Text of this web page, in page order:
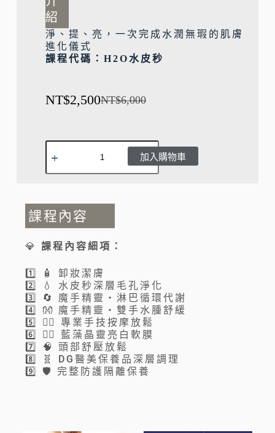
紹
淨、提、亮，一次完成水潤無瑕的肌膚
進化儀式
課程代碼：H2O水皮秒
NT$6,000
NT$2,500
加入購物車
課程內容
💎課程內容細項：
1️⃣ 🧴 卸妝潔膚
2️⃣ 💧 水皮秒深層毛孔淨化
3️⃣ 🔄 魔手精靈・淋巴循環代謝
4️⃣ 👐 魔手精靈・雙手水腫舒緩
5️⃣ 💆‍♀️ 專業手技按摩放鬆
6️⃣ 🧖‍♀️ 藍藻晶靈亮白軟膜
7️⃣ 🧠 頭部舒壓放鬆
8️⃣ 🧬 DG醫美保養品深層調理
9️⃣ 🛡️ 完整防護隔離保養